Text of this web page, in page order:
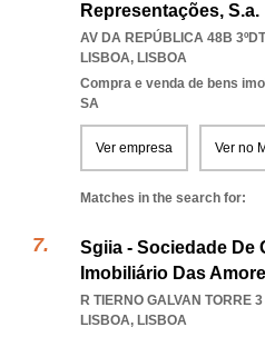
Representações, S.a.
AV DA REPÚBLICA 48B
LISBOA, LISBOA
Compra e venda de bens
SA
Ver empresa Ver no
Matches in the search for:
Sgiia - Sociedade De
Imobiliário Das
R TIERNO GALVAN TORRE
LISBOA, LISBOA